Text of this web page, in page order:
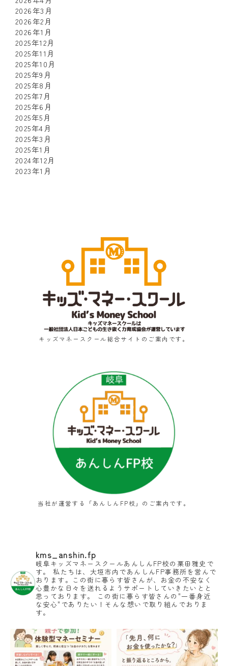
2026年3月
2026年2月
2026年1月
2025年12月
2025年11月
2025年10月
2025年9月
2025年8月
2025年7月
2025年6月
2025年5月
2025年4月
2025年3月
2025年1月
2024年12月
2023年1月
キッズマネースクール総合サイトのご案内です。
当社が運営する「あんしんFP校」のご案内です。
kms_anshin.fp
岐阜キッズマネースクールあんしんFP校の栗田雅史で
す。
私たちは、大垣市内であんしんFP事務所を営んで
おります。この街に暮らす皆さんが、お金の不安なく
心豊かな日々を送れるようサポートしていきたいとと
思っております。
この街に暮らす皆さんの"一番身近
な安心"でありたい！そんな想いで取り組んでおりま
す。